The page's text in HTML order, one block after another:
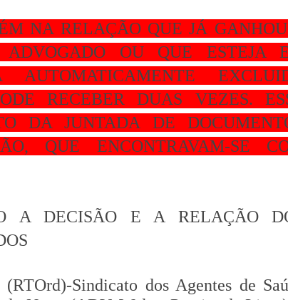
NA RELAÇÃO QUE JÁ
OU QUE ESTEJA
AUTOMATICAMENTE
RECEBER DUAS VEZES.
DA JUNTADA DE
QUE ENCONTRAVAM-SE
A DECISÃO E A RELAÇÃO
(RTOrd)-Sindicato dos Agentes de